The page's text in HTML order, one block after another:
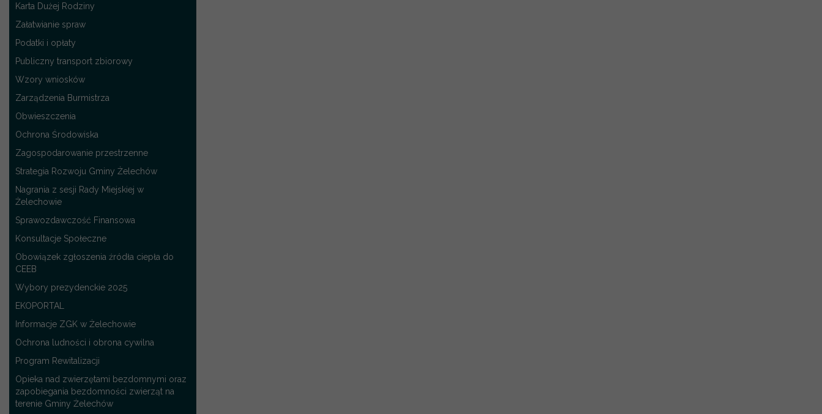
Karta Dużej Rodziny
Załatwianie spraw
Podatki i opłaty
Publiczny transport zbiorowy
Wzory wniosków
Zarządzenia Burmistrza
Obwieszczenia
Ochrona Środowiska
Zagospodarowanie przestrzenne
Strategia Rozwoju Gminy Żelechów
Nagrania z sesji Rady Miejskiej w
Żelechowie
Sprawozdawczość Finansowa
Konsultacje Społeczne
Obowiązek zgłoszenia źródła ciepła do
CEEB
Wybory prezydenckie 2025
EKOPORTAL
Informacje ZGK w Żelechowie
Ochrona ludności i obrona cywilna
Program Rewitalizacji
Opieka nad zwierzętami bezdomnymi oraz
zapobiegania bezdomności zwierząt na
terenie Gminy Żelechów